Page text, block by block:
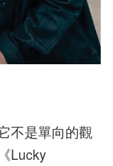
不是單向的觀
Lucky